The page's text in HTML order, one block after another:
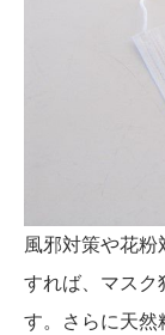
風邪対策や花
すれば、マスク
す。さらに天然